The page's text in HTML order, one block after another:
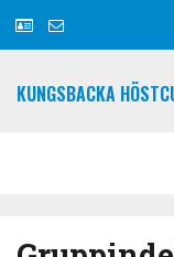
KUNGSBACKA